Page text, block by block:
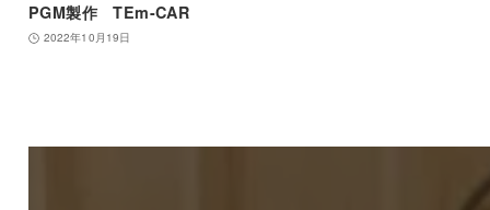
PGM製作 TEm-CAR
2022年10月19日